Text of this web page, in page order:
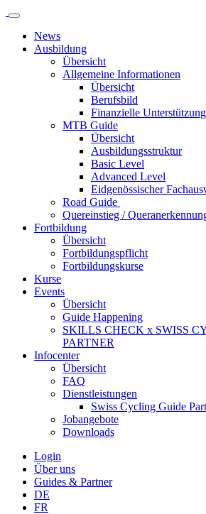
News
Ausbildung
Übersicht
Allgemeine Informationen
Übersicht
Berufsbild
Finanzielle Unterstützung
MTB Guide
Übersicht
Ausbildungsstruktur
Basic Level
Advanced Level
Eidgenössischer
Road Guide
Quereinstieg /
Fortbildung
Übersicht
Fortbildungspflicht
Fortbildungskurse
Kurse
Events
Übersicht
Guide Happening
SKILLS CHECK x SWISS
PARTNER
Infocenter
Übersicht
FAQ
Dienstleistungen
Swiss Cycling Guide
Jobangebote
Downloads
Login
Über uns
Guides & Partner
DE
FR